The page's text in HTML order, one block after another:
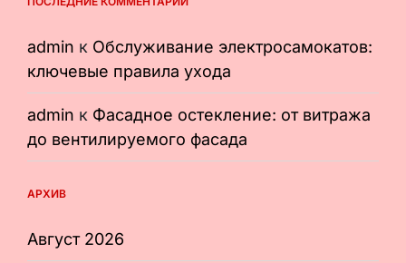
admin к Обслуживание электросамокатов:
ключевые правила ухода
admin к Фасадное остекление: от витража
до вентилируемого фасада
АРХИВ
Август 2026